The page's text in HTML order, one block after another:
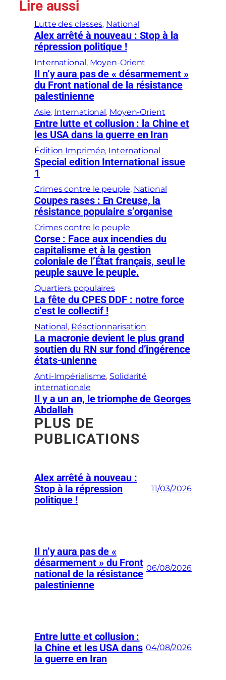
Lire aussi
Lutte des classes, National
Alex arrêté à nouveau : Stop à la
répression politique !
International , Moyen-Orient
Il n’y aura pas de « désarmement »
du Front national de la résistance
palestinienne
Asie, International , Moyen-Orient
Entre lutte et collusion : la Chine et
les USA dans la guerre en Iran
Édition Imprimée, International
Special edition International issue
1
Crimes contre le peuple, National
Coupes rases : En Creuse, la
résistance populaire s’organise
Crimes contre le peuple
Corse : Face aux incendies du
capitalisme et à la gestion
coloniale de l’État français, seul le
peuple sauve le peuple.
Quartiers populaires
La fête du CPES DDF : notre force
c’est le collectif !
National , Réactionnarisation
La macronie devient le plus grand
soutien du RN sur fond d’ingérence
états-unienne
Anti-Impérialisme, Solidarité
internationale
Il y a un an, le triomphe de Georges
Abdallah
PLUS DE
PUBLICATIONS
Alex arrêté à nouveau :
Stop à la répression
politique !
11/03/2026
Il n’y aura pas de «
désarmement » du Front
national de la résistance
palestinienne
06/08/2026
Entre lutte et collusion :
la Chine et les USA dans
la guerre en Iran
04/08/2026